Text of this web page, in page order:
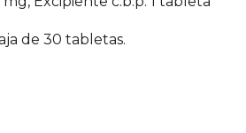
de 30 tabletas.